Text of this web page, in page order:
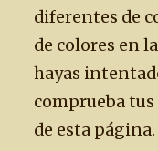
diferentes de
de colores en
hayas
comprueba
de esta página.